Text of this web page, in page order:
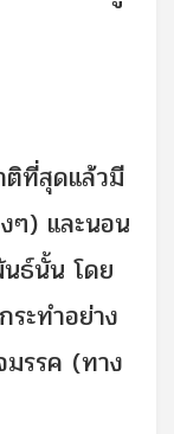
ติที่สุดแล้วมี
ๆ) และนอน
ธ์นั้น โดย
ะทำอย่าง
มรรค (ทาง